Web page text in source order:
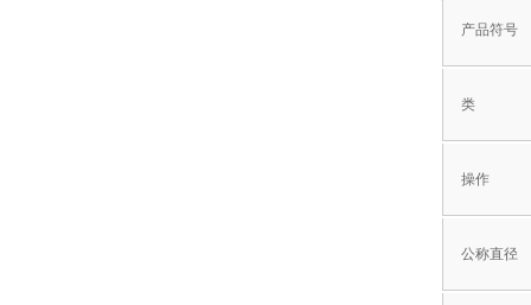
产品符号
类
操作
公称直径